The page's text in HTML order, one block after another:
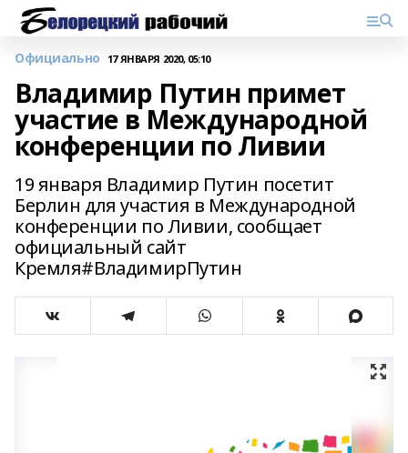
Официально 17 ЯНВАРЯ 2020, 05:10
Владимир Путин примет
участие в Международной
конференции по Ливии
19 января Владимир Путин посетит
Берлин для участия в Международной
конференции по Ливии, сообщает
официальный сайт
Кремля#ВладимирПутин